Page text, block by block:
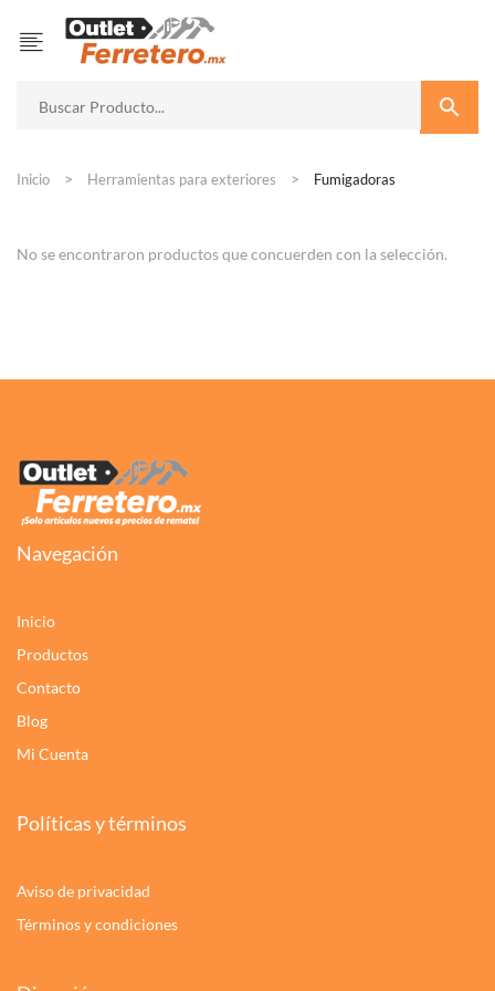
Inicio Herramientas para exteriores Fumigadoras
No se encontraron productos que concuerden con la selección.
Navegación
Inicio
Productos
Contacto
Blog
Mi Cuenta
Políticas y términos
Aviso de privacidad
Términos y condiciones